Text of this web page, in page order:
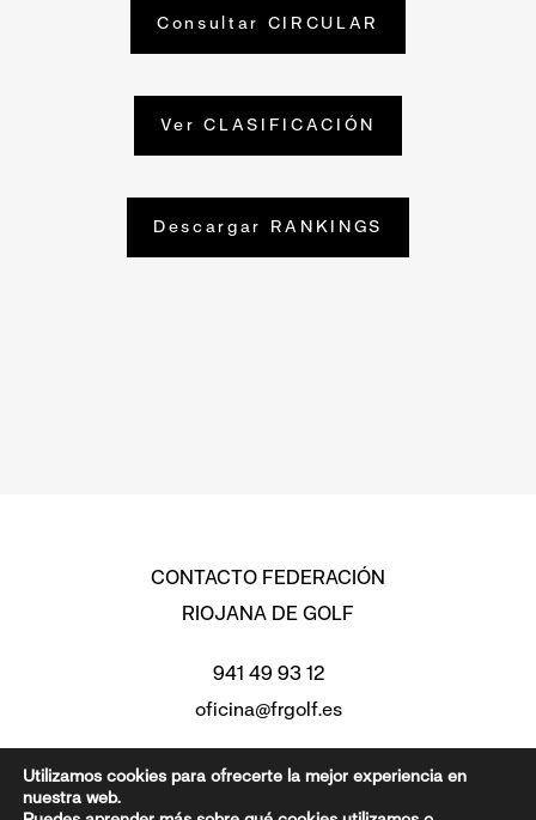
Consultar CIRCULAR
Ver CLASIFICACIÓN
Descargar RANKINGS
CONTACTO FEDERACIÓN
RIOJANA DE GOLF
941 49 93 12
oficina@frgolf.es
Avd. Moncalvillo 2, Edificio
Federaciones Piso 3 Oficina 7,
Utilizamos cookies para ofrecerte la mejor experiencia en
nuestra web.